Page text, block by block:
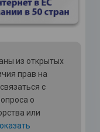
из открытых
прав на
с
о
или